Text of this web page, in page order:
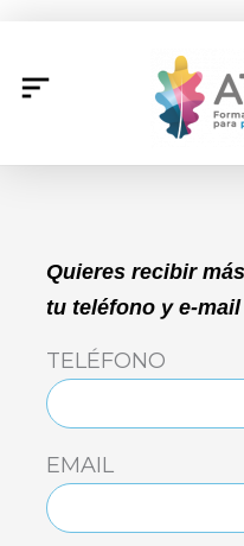
contenido
Quieres recibir
tu teléfono y e-mail
TELÉFONO
EMAIL